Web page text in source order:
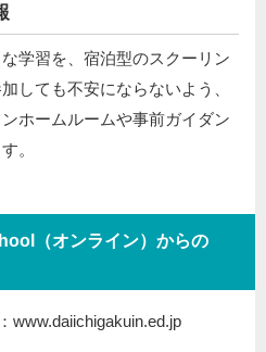
学習を、宿泊型のスクーリン
しても不安にならないよう、
ホームルームや事前ガイダン
。
（オンライン）からの
www.daiichigakuin.ed.jp